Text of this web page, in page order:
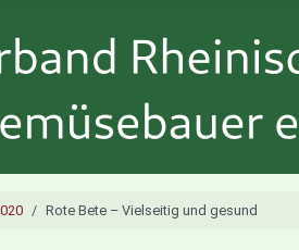
Rote Bete – Vielseitig und gesund